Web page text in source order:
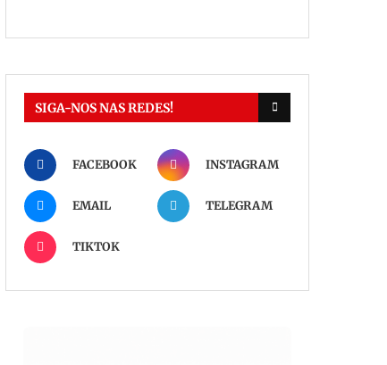
SIGA-NOS NAS REDES!
FACEBOOK INSTAGRAM
EMAIL TELEGRAM
TIKTOK